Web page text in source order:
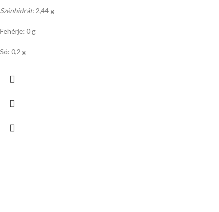
Szénhidrát: 2,44 g
Fehérje: 0 g
Só: 0,2 g